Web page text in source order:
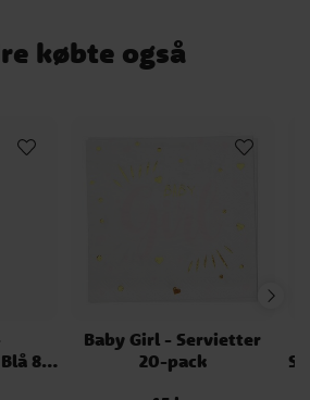
købte også
80
Baby Girl - Servietter
20-pack